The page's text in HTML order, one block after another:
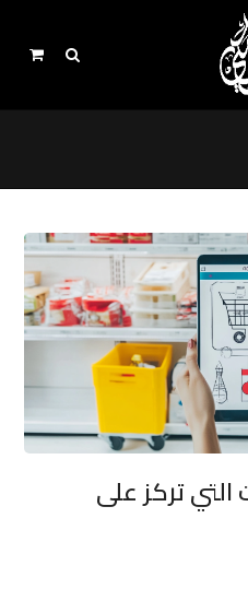
تركز على